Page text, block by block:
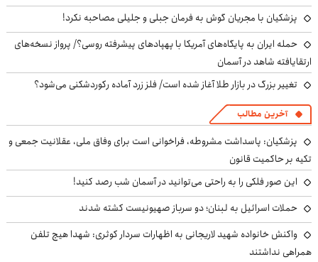
پزشکیان با مجریان گوش به فرمان جبلی و جلیلی مصاحبه نکرد!
حمله ایران به پایگاه‌های آمریکا با پهپادهای پیشرفته روسی؟/ پرواز نسخه‌های
ارتقایافته شاهد در آسمان
تغییر بزرگ در بازار طلا آغاز شده است/ فلز زرد آماده رکوردشکنی می‌شود؟
آخرین مطالب
پزشکیان: پاسداشت مشروطه، فراخوانی است برای وفاق ملی، عقلانیت جمعی و
تکیه بر حاکمیت قانون
این صور فلکی را به راحتی می‌توانید در آسمان شب رصد کنید!
حملات اسرائیل به لبنان؛ دو سرباز صهیونیست کشته شدند
واکنش خانواده شهید لاریجانی به اظهارات سردار کوثری: شهدا هیچ تلفن
همراهی نداشتند